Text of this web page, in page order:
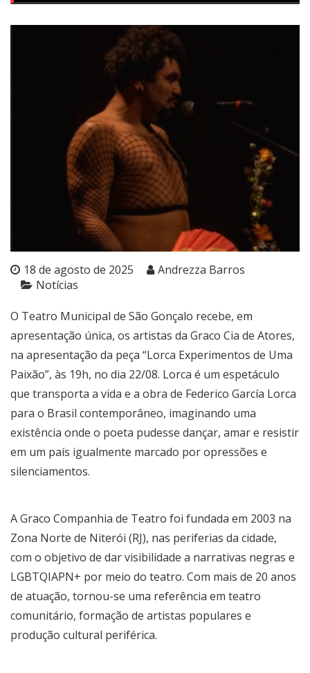
18 de agosto de 2025
Andrezza Barros
Notícias
O Teatro Municipal de São Gonçalo recebe, em
apresentação única, os artistas da Graco Cia de Atores,
na apresentação da peça “Lorca Experimentos de Uma
Paixão”, às 19h, no dia 22/08. Lorca é um espetáculo
que transporta a vida e a obra de Federico García Lorca
para o Brasil contemporâneo, imaginando uma
existência onde o poeta pudesse dançar, amar e resistir
em um país igualmente marcado por opressões e
silenciamentos.
A Graco Companhia de Teatro foi fundada em 2003 na
Zona Norte de Niterói (RJ), nas periferias da cidade,
com o objetivo de dar visibilidade a narrativas negras e
LGBTQIAPN+ por meio do teatro. Com mais de 20 anos
de atuação, tornou-se uma referência em teatro
comunitário, formação de artistas populares e
produção cultural periférica.